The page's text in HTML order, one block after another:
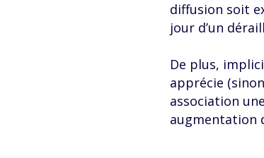
diffusion soit
jour d’un
De plus,
apprécie
association
augmentation